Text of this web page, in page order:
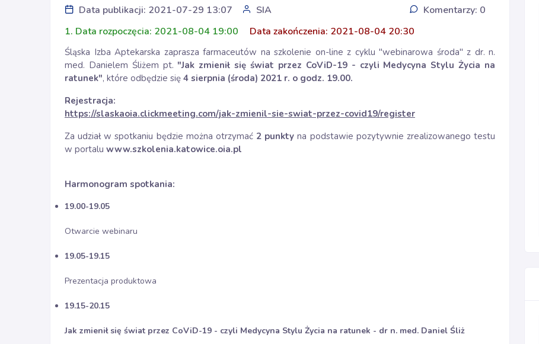
Data publikacji: 2021-07-29 13:07 SIA
Komentarzy: 0
1. Data rozpoczęcia: 2021-08-04 19:00
Data zakończenia: 2021-08-04 20:30
Śląska Izba Aptekarska zaprasza farmaceutów na szkolenie on-line z cyklu "webinarowa środa" z dr. n.
med. Danielem Śliżem pt. "Jak zmienił się świat przez CoViD-19 - czyli Medycyna Stylu Życia na
ratunek", które odbędzie się 4 sierpnia (środa) 2021 r. o godz. 19.00.
Rejestracja:
https://slaskaoia.clickmeeting.com/jak-zmienil-sie-swiat-przez-covid19/register
Za udział w spotkaniu będzie można otrzymać 2 punkty na podstawie pozytywnie zrealizowanego testu
w portalu www.szkolenia.katowice.oia.pl
Harmonogram spotkania:
19.00-19.05
Otwarcie webinaru
19.05-19.15
Prezentacja produktowa
19.15-20.15
Jak zmienił się świat przez CoViD-19 - czyli Medycyna Stylu Życia na ratunek - dr n. med. Daniel Śliż